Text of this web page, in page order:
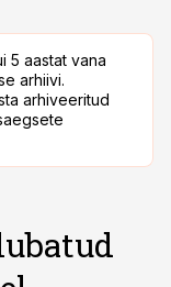
5 aastat vana
arhiivi.
arhiveeritud